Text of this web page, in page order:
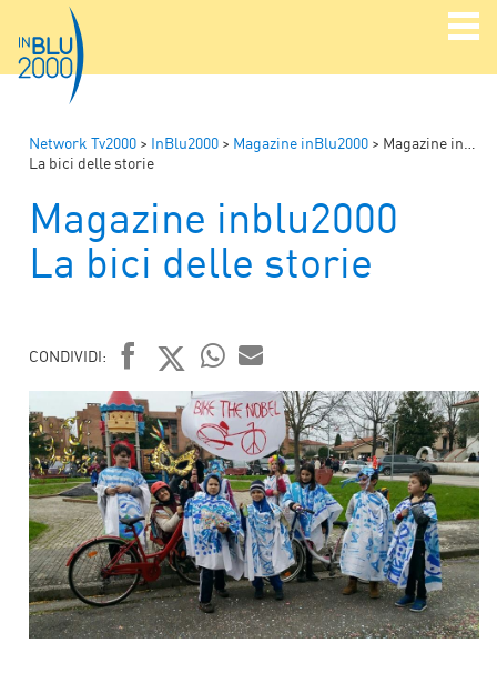
Network Tv2000 > InBlu2000 > Magazine inBlu2000 > Magazine inblu2000
La bici delle storie
Magazine inblu2000
La bici delle storie
CONDIVIDI:
FACEBOOK
TWITTER
WHATSAPP
MAIL